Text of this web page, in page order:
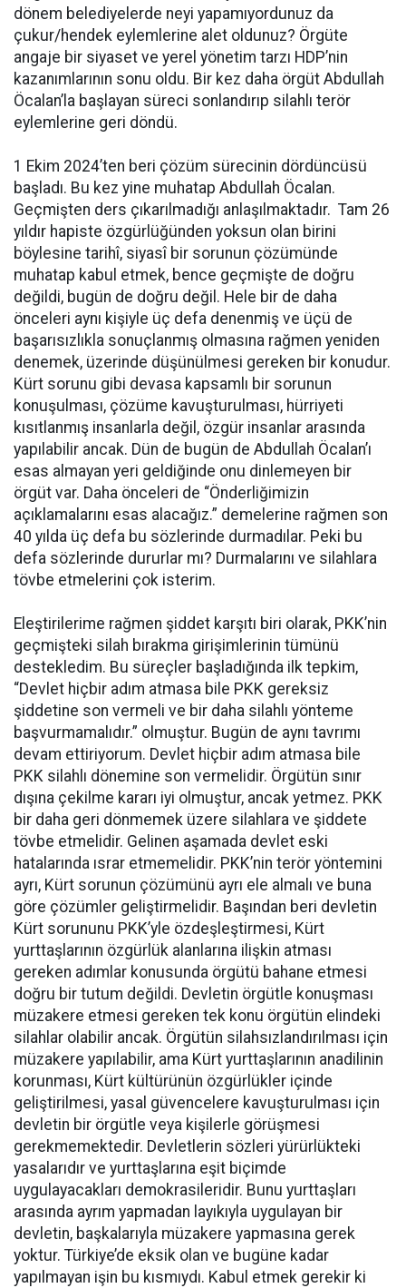
dönem belediyelerde neyi yapamıyordunuz da
çukur/hendek eylemlerine alet oldunuz? Örgüte
angaje bir siyaset ve yerel yönetim tarzı HDP’nin
kazanımlarının sonu oldu. Bir kez daha örgüt Abdullah
Öcalan’la başlayan süreci sonlandırıp silahlı terör
eylemlerine geri döndü.
1 Ekim 2024’ten beri çözüm sürecinin dördüncüsü
başladı. Bu kez yine muhatap Abdullah Öcalan.
Geçmişten ders çıkarılmadığı anlaşılmaktadır. Tam 26
yıldır hapiste özgürlüğünden yoksun olan birini
böylesine tarihî, siyasî bir sorunun çözümünde
muhatap kabul etmek, bence geçmişte de doğru
değildi, bugün de doğru değil. Hele bir de daha
önceleri aynı kişiyle üç defa denenmiş ve üçü de
başarısızlıkla sonuçlanmış olmasına rağmen yeniden
denemek, üzerinde düşünülmesi gereken bir konudur.
Kürt sorunu gibi devasa kapsamlı bir sorunun
konuşulması, çözüme kavuşturulması, hürriyeti
kısıtlanmış insanlarla değil, özgür insanlar arasında
yapılabilir ancak. Dün de bugün de Abdullah Öcalan’ı
esas almayan yeri geldiğinde onu dinlemeyen bir
örgüt var. Daha önceleri de “Önderliğimizin
açıklamalarını esas alacağız.” demelerine rağmen son
40 yılda üç defa bu sözlerinde durmadılar. Peki bu
defa sözlerinde dururlar mı? Durmalarını ve silahlara
tövbe etmelerini çok isterim.
Eleştirilerime rağmen şiddet karşıtı biri olarak, PKK’nin
geçmişteki silah bırakma girişimlerinin tümünü
destekledim. Bu süreçler başladığında ilk tepkim,
“Devlet hiçbir adım atmasa bile PKK gereksiz
şiddetine son vermeli ve bir daha silahlı yönteme
başvurmamalıdır.” olmuştur. Bugün de aynı tavrımı
devam ettiriyorum. Devlet hiçbir adım atmasa bile
PKK silahlı dönemine son vermelidir. Örgütün sınır
dışına çekilme kararı iyi olmuştur, ancak yetmez. PKK
bir daha geri dönmemek üzere silahlara ve şiddete
tövbe etmelidir. Gelinen aşamada devlet eski
hatalarında ısrar etmemelidir. PKK’nin terör yöntemini
ayrı, Kürt sorunun çözümünü ayrı ele almalı ve buna
göre çözümler geliştirmelidir. Başından beri devletin
Kürt sorununu PKK’yle özdeşleştirmesi, Kürt
yurttaşlarının özgürlük alanlarına ilişkin atması
gereken adımlar konusunda örgütü bahane etmesi
doğru bir tutum değildi. Devletin örgütle konuşması
müzakere etmesi gereken tek konu örgütün elindeki
silahlar olabilir ancak. Örgütün silahsızlandırılması için
müzakere yapılabilir, ama Kürt yurttaşlarının anadilinin
korunması, Kürt kültürünün özgürlükler içinde
geliştirilmesi, yasal güvencelere kavuşturulması için
devletin bir örgütle veya kişilerle görüşmesi
gerekmemektedir. Devletlerin sözleri yürürlükteki
yasalarıdır ve yurttaşlarına eşit biçimde
uygulayacakları demokrasileridir. Bunu yurttaşları
arasında ayrım yapmadan layıkıyla uygulayan bir
devletin, başkalarıyla müzakere yapmasına gerek
yoktur. Türkiye’de eksik olan ve bugüne kadar
yapılmayan işin bu kısmıydı. Kabul etmek gerekir ki